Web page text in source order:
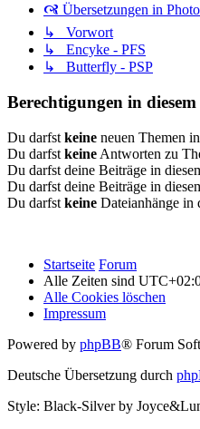
🙧 Übersetzungen in
↳ Vorwort
↳ Encyke - PFS
↳ Butterfly - PSP
Berechtigungen in
Du darfst keine neuen Themen
Du darfst keine Antworten zu
Du darfst deine Beiträge in
Du darfst deine Beiträge in
Du darfst keine Dateianhänge in
Startseite Forum
Alle Zeiten sind
Alle Cookies löschen
Impressum
Powered by phpBB® Forum
Deutsche Übersetzung durch
Style: Black-Silver by